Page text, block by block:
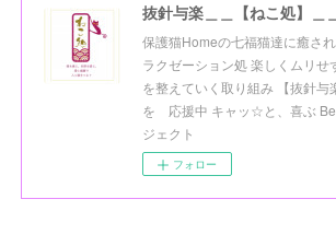
保護猫Homeの七福猫達に癒さ
ラクゼーション処 楽しくムリせ
を整えていく取り組み 【抜針与
を 応援中 キャッ☆と、喜ぶ
ジェクト
フォロー